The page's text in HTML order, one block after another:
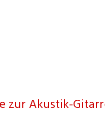
zur Akustik-